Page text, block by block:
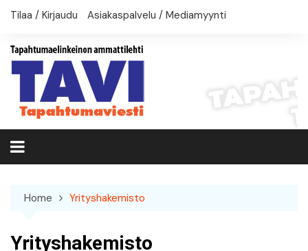
Skip
Tilaa / Kirjaudu Asiakaspalvelu / Mediamyynti
Home Yrityshakemisto
Yrityshakemisto